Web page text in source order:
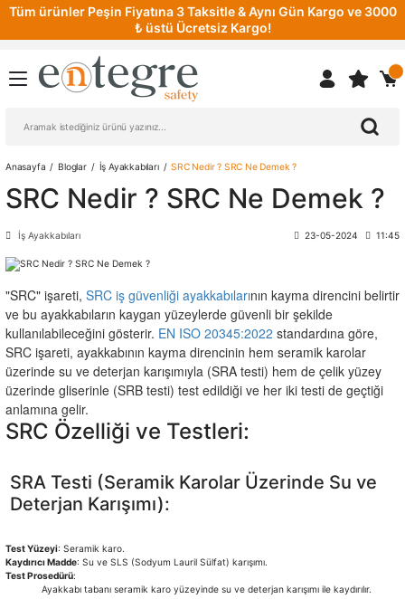
Tüm ürünler Peşin Fiyatına 3 Taksitle & Aynı Gün Kargo ve 3000
₺ üstü Ücretsiz Kargo!
Anasayfa Bloglar İş Ayakkabıları SRC Nedir ? SRC Ne Demek ?
SRC Nedir ? SRC Ne Demek ?
İş Ayakkabıları 23-05-2024 11:45
"SRC" işareti, SRC iş güvenliği ayakkabılarının kayma direncini belirtir
ve bu ayakkabıların kaygan yüzeylerde güvenli bir şekilde
kullanılabileceğini gösterir. EN ISO 20345:2022 standardına göre,
SRC işareti, ayakkabının kayma direncinin hem seramik karolar
üzerinde su ve deterjan karışımıyla (SRA testi) hem de çelik yüzey
üzerinde gliserinle (SRB testi) test edildiği ve her iki testi de geçtiği
anlamına gelir.
SRC Özelliği ve Testleri:
SRA Testi (Seramik Karolar Üzerinde Su ve
Deterjan Karışımı):
Test Yüzeyi: Seramik karo.
Kaydırıcı Madde: Su ve SLS (Sodyum Lauril Sülfat) karışımı.
Test Prosedürü:
Ayakkabı tabanı seramik karo yüzeyinde su ve deterjan karışımı ile kaydırılır.